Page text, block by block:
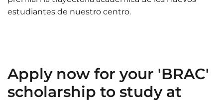
estudiantes de nuestro centro.
Apply now for your 'BRAC'
scholarship to study at